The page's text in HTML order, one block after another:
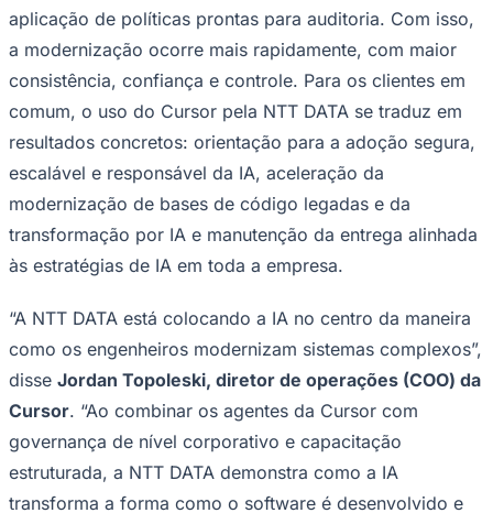
Mirassol
aplicação de políticas prontas para auditoria. Com isso,
a modernização ocorre mais rapidamente, com maior
consistência, confiança e controle. Para os clientes em
comum, o uso do Cursor pela NTT DATA se traduz em
resultados concretos: orientação para a adoção segura,
escalável e responsável da IA, aceleração da
modernização de bases de código legadas e da
transformação por IA e manutenção da entrega alinhada
às estratégias de IA em toda a empresa.
“A NTT DATA está colocando a IA no centro da maneira
como os engenheiros modernizam sistemas complexos”,
disse Jordan Topoleski, diretor de operações (COO) da
Cursor. “Ao combinar os agentes da Cursor com
governança de nível corporativo e capacitação
estruturada, a NTT DATA demonstra como a IA
transforma a forma como o software é desenvolvido e